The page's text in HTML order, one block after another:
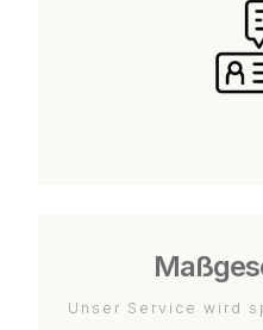
Unser Service wird